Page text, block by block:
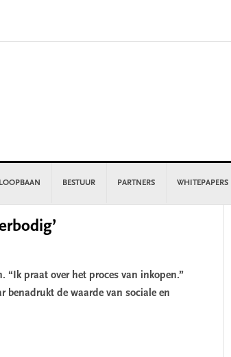
LOOPBAAN BESTUUR PARTNERS WHITEPAPERS
“Ik praat over het proces van inkopen.”
benadrukt de waarde van sociale en